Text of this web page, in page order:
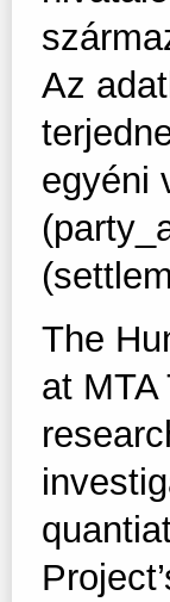
Az
egyéni
The
at